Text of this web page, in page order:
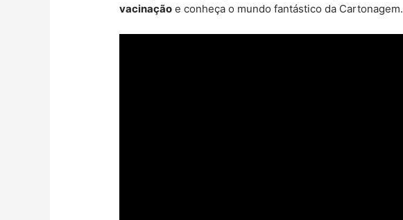
vacinação e conheça o mundo fantástico da Cartonagem.